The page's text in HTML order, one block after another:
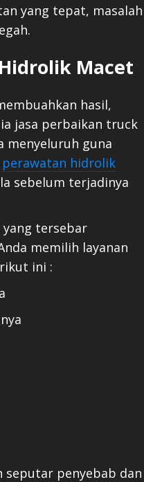
yang tepat, masalah
Macet
hasil,
jasa perbaikan truck
menyeluruh guna
perawatan hidrolik
sebelum terjadinya
tersebar
memilih layanan
ini :
seputar penyebab dan